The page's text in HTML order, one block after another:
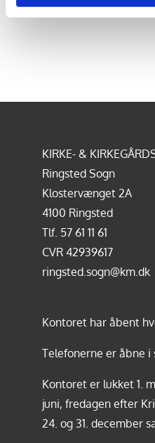
KIRKE- &
Ringsted Sogn
Klostervænget 2A
4100 Ringsted
Tlf. 57 61 11 61
CVR 42939617
ringsted.sogn@km.dk
Kontoret har åbent
Telefonerne er åbne i
Kontoret er lukket 1.
juni, fredagen efter
24. og 31. december